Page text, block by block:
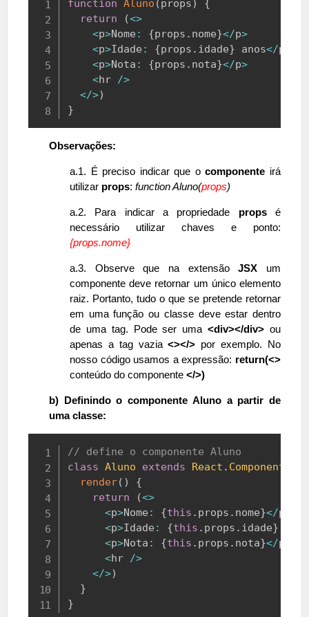
function Aluno (props)
{
return
(<>
<p>Nome : {props . nome}</p>
<p>Idade : {props . idade} anos</p
<p>Nota : {props . nota}</p>
<hr />
</>)
}
Observações:
a.1. É preciso indicar que ocomponente irá
utilizar props: function Aluno(props)
a.2. Para indicar a propriedade propsé
necessário utilizar chaves e ponto:
{props.nome}
a.3. Observe que na extensãoJSX um
componente deve retornar um único elemento
raiz. Portanto, tudo o que se pretende retornar
em uma função ou classe deve estar dentro
de uma tag. Pode ser uma<div></div> ou
apenas a tag vazia<></> por exemplo. No
nosso código usamos a expressão: return(<>
conteúdo do componente </>)
b) Definindo o componente Aluno a partir de
uma classe:
// define o componente Aluno
class Aluno extends React . Component
render( )
{
return
(<>
<p>Nome : {this . props . nome}</p
<p>Idade : {this . props . idade}
<p>Nota : {this . props . nota}</p
<hr />
</>)
}
}